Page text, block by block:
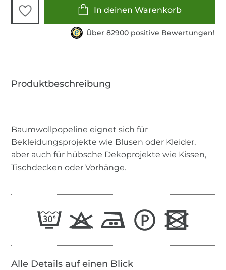
In deinen Warenkorb
Über 82900 positive Bewertungen!
Baumwollpopeline eignet sich für
Bekleidungsprojekte wie Blusen oder Kleider,
aber auch für hübsche Dekoprojekte wie Kissen,
Tischdecken oder Vorhänge.
Alle Details auf einen Blick